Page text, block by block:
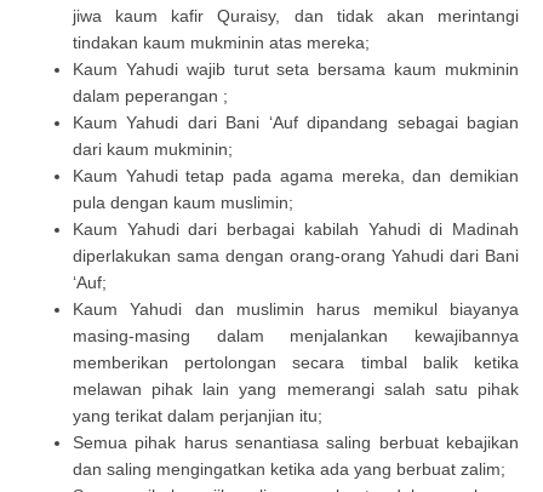
jiwa kaum kafir Quraisy, dan tidak akan merintangi
tindakan kaum mukminin atas mereka;
Kaum Yahudi wajib turut seta bersama kaum mukminin
dalam peperangan ;
Kaum Yahudi dari Bani ‘Auf dipandang sebagai bagian
dari kaum mukminin;
Kaum Yahudi tetap pada agama mereka, dan demikian
pula dengan kaum muslimin;
Kaum Yahudi dari berbagai kabilah Yahudi di Madinah
diperlakukan sama dengan orang-orang Yahudi dari Bani
‘Auf;
Kaum Yahudi dan muslimin harus memikul biayanya
masing-masing dalam menjalankan kewajibannya
memberikan pertolongan secara timbal balik ketika
melawan pihak lain yang memerangi salah satu pihak
yang terikat dalam perjanjian itu;
Semua pihak harus senantiasa saling berbuat kebajikan
dan saling mengingatkan ketika ada yang berbuat zalim;